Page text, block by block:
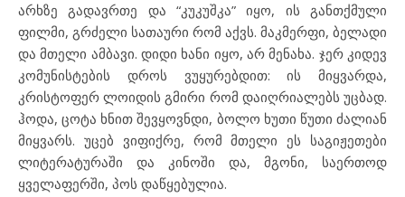
არხზე გადავრთე და “კუკუშკა” იყო, ის განთქმული
ფილმი, გრძელი სათაური რომ აქვს. მაკმერფი, ბელადი
და მთელი ამბავი. დიდი ხანი იყო, არ მენახა. ჯერ კიდევ
კომუნისტების დროს ვუყურებდით: ის მიყვარდა,
კრისტოფერ ლოიდის გმირი რომ დაიღრიალებს უცბად.
ჰოდა, ცოტა ხნით შევყოვნდი, ბოლო ხუთი წუთი ძალიან
მიყვარს. უცებ ვიფიქრე, რომ მთელი ეს საგიჟეთები
ლიტერატურაში და კინოში და, მგონი, საერთოდ
ყველაფერში, პოს დაწყებულია.